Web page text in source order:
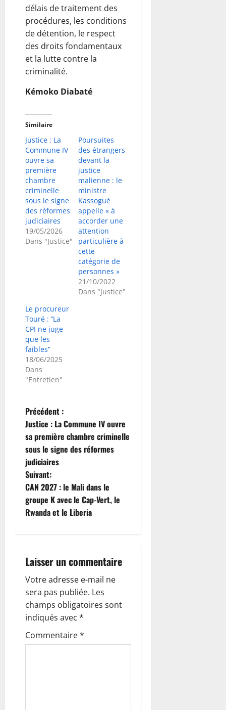
délais de traitement des
procédures, les conditions
de détention, le respect
des droits fondamentaux
et la lutte contre la
criminalité.
Kémoko Diabaté
Similaire
Justice : La
Commune IV
ouvre sa
première
chambre
criminelle
sous le signe
des réformes
judiciaires
19/05/2026
Dans "Justice"
Poursuites
des étrangers
devant la
justice
malienne : le
ministre
Kassogué
appelle « à
accorder une
attention
particulière à
cette
catégorie de
personnes »
21/10/2022
Dans "Justice"
Le procureur
Touré : ’’La
CPI ne juge
que les
faibles’’
18/06/2025
Dans
"Entretien"
N
a
v
i
g
a
i
o
n
d
’
Précédent :
Justice : La Commune IV ouvre
sa première chambre criminelle
sous le signe des réformes
judiciaires
Suivant:
CAN 2027 : le Mali dans le
groupe K avec le Cap-Vert, le
Rwanda et le Liberia
Laisser un commentaire
Votre adresse e-mail ne
sera pas publiée. Les
champs obligatoires sont
indiqués avec *
Commentaire*